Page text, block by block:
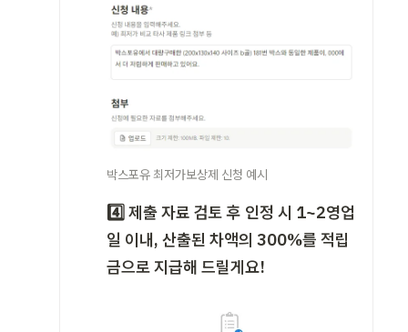
박스포유 최저가보상제 신청 예시
4️⃣ 제출 자료 검토 후 인정 시 1~2영업
일 이내, 산출된 차액의 300%를 적립
금으로 지급해 드릴게요!